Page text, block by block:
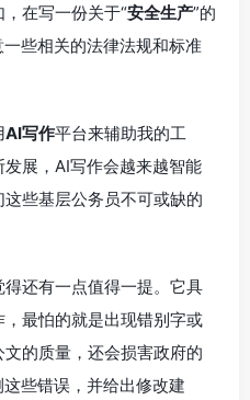
在写一份关于“安全生产”的
些相关的法律法规和标准
AI写作平台来辅助我的工
展，AI写作会越来越智能
些基层公务员不可或缺的
得还有一点值得一提。它具
，最怕的就是出现错别字或
的质量，还会损害政府的
些错误，并给出修改建